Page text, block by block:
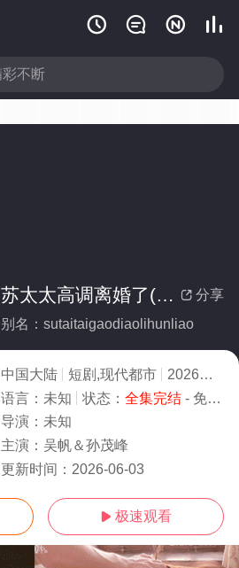
   
 分享
苏太太高调离婚了(全集)
别名：sutaitaigaodiaolihunliao
中国大陆 短剧,现代都市 2026
5.0
语言： 未知 状态： 全集完结- 免费在线观看
导演： 未知
主演： 吴帆＆孙茂峰
更新时间： 2026-06-03
 极速观看